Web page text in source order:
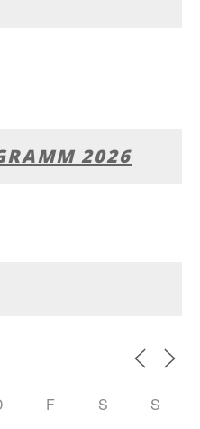
2026
F S S